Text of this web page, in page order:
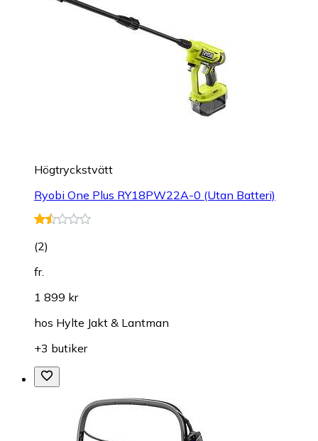
Högtryckstvätt
Ryobi One Plus RY18PW22A-0 (Utan Batteri)
(2)
fr.
1 899 kr
hos Hylte Jakt & Lantman
+3 butiker